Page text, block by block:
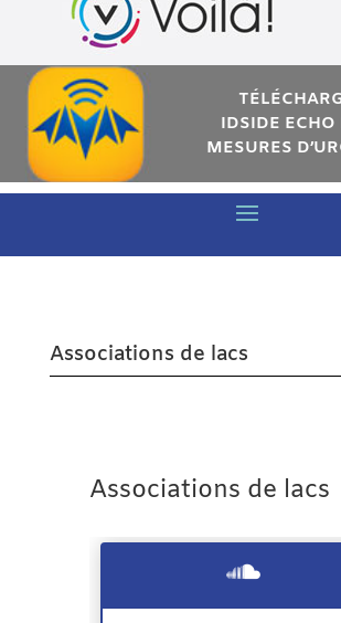
IDSIDE
MESURES
Associations de lacs
Associations de lacs